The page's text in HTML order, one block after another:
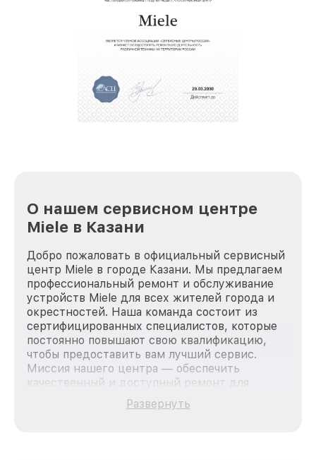
О нашем сервисном центре
Miele в Казани
Добро пожаловать в официальный сервисный
центр Miele в городе Казани. Мы предлагаем
профессиональный ремонт и обслуживание
устройств Miele для всех жителей города и
окрестностей. Наша команда состоит из
сертифицированных специалистов, которые
постоянно повышают свою квалификацию,
чтобы предоставить вам лучший сервис.
Миссия нашего центра — обеспечить
качественный и доступный ремонт для
каждого пользователя продукции Miele, вне
зависимости от сложности поломки. Мы
Развернуть